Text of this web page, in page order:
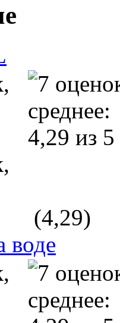
(4,29)
воде